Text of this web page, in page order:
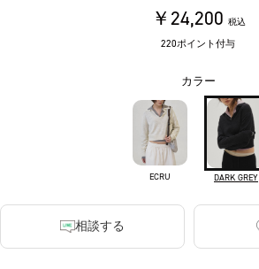
￥24,200 税込
220ポイント付与
カラー
ECRU DARK GREY
相談する